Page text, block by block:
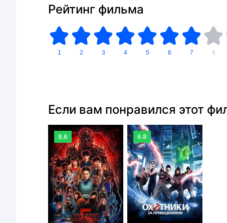
Рейтинг фильма
1 2 3 4 5 6 7 8
Если вам понравился этот
8.6 6.8